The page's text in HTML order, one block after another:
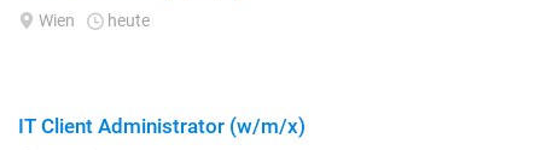
Wien heute
IT Client Administrator (w/m/x)